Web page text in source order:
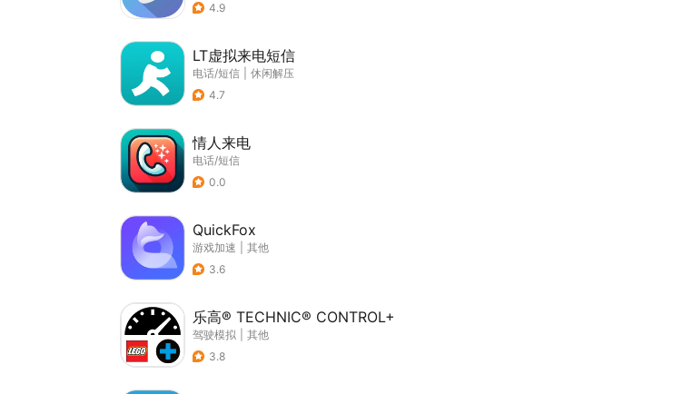
4.9
LT虚拟来电短信
电话/短信
休闲解压
4.7
情人来电
电话/短信
0.0
QuickFox
游戏加速
其他
3.6
乐高® TECHNIC® CONTROL+
驾驶模拟
其他
3.8